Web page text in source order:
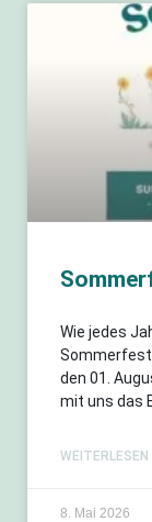
Wie jedes
Sommerfest
den 01.
mit uns das
WEITERLESEN
8. Mai 2026